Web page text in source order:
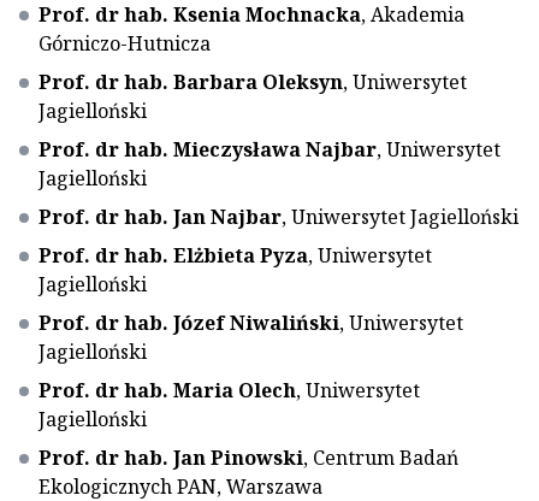
Prof. dr hab. Ksenia Mochnacka, Akademia
Górniczo-Hutnicza
Prof. dr hab. Barbara Oleksyn, Uniwersytet
Jagielloński
Prof. dr hab. Mieczysława Najbar, Uniwersytet
Jagielloński
Prof. dr hab. Jan Najbar, Uniwersytet Jagielloński
Prof. dr hab. Elżbieta Pyza, Uniwersytet
Jagielloński
Prof. dr hab. Józef Niwaliński, Uniwersytet
Jagielloński
Prof. dr hab. Maria Olech, Uniwersytet
Jagielloński
Prof. dr hab. Jan Pinowski, Centrum Badań
Ekologicznych PAN, Warszawa